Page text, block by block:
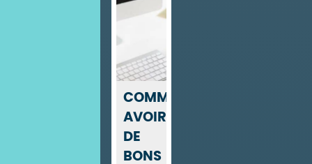
COMMENT
AVOIR
DE
BONS